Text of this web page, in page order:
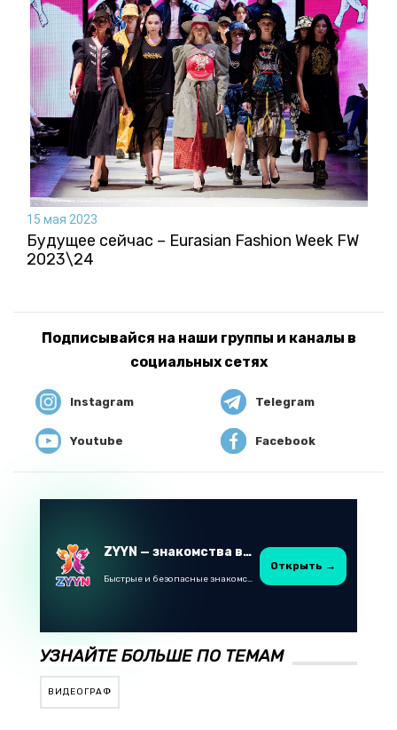
15 мая 2023
Будущее сейчас – Eurasian Fashion Week FW
2023\24
Подписывайся на наши группы и каналы в
социальных сетях
Instagram Telegram
Youtube Facebook
ZYYN — знакомства в Казахстане
Быстрые и безопасные знакомства в Telegram
Открыть →
УЗНАЙТЕ БОЛЬШЕ ПО ТЕМАМ
ВИДЕОГРАФ